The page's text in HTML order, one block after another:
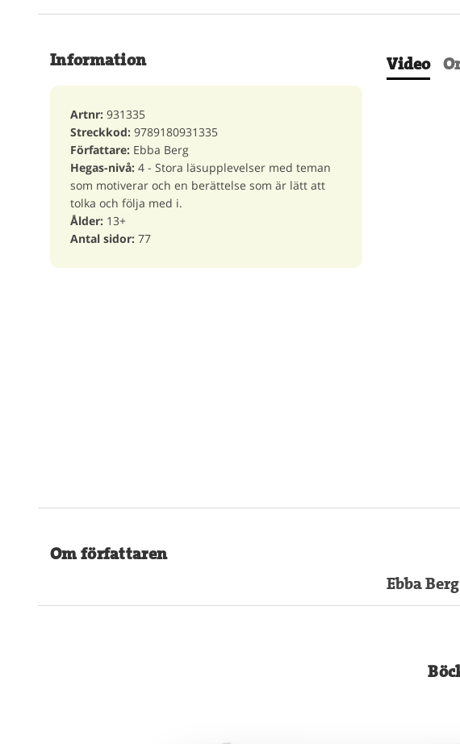
Information
Artnr: 931335
Streckkod: 9789180931335
Författare: Ebba Berg
Hegas-nivå: 4 - Stora läsupplevelser med teman
som motiverar och en berättelse som är lätt att
tolka och följa med i.
Ålder: 13+
Antal sidor: 77
Video
Om författaren
Ebba Berg